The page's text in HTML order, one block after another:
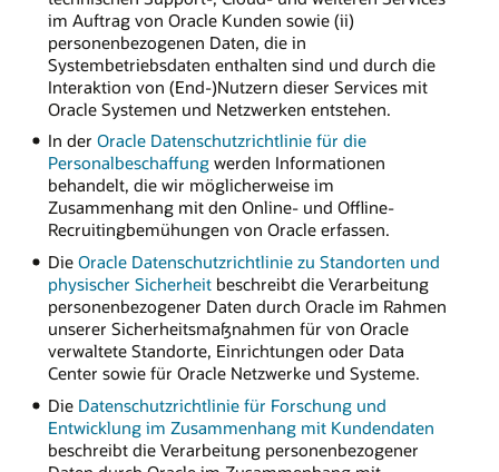
im Auftrag von Oracle Kunden sowie (ii)
personenbezogenen Daten, die in
Systembetriebsdaten enthalten sind und durch die
Interaktion von (End-)Nutzern dieser Services mit
Oracle Systemen und Netzwerken entstehen.
In der Oracle Datenschutzrichtlinie für die
Personalbeschaffungwerden Informationen
behandelt, die wir möglicherweise im
Zusammenhang mit den Online- und Offline-
Recruitingbemühungen von Oracle erfassen.
Die Oracle Datenschutzrichtlinie zu Standorten und
physischer Sicherheitbeschreibt die Verarbeitung
personenbezogener Daten durch Oracle im Rahmen
unserer Sicherheitsmaßnahmen für von Oracle
verwaltete Standorte, Einrichtungen oder Data
Center sowie für Oracle Netzwerke und Systeme.
Die Datenschutzrichtlinie für Forschung und
Entwicklung im Zusammenhang mit Kundendaten
beschreibt die Verarbeitung personenbezogener